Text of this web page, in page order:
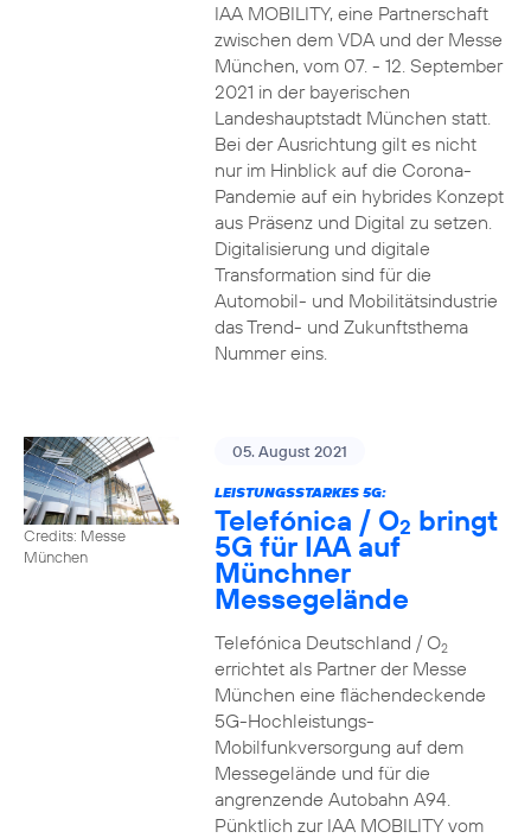
IAA MOBILITY, eine Partnerschaft
zwischen dem VDA und der Messe
München, vom 07. - 12. September
2021 in der bayerischen
Landeshauptstadt München statt.
Bei der Ausrichtung gilt es nicht
nur im Hinblick auf die Corona-
Pandemie auf ein hybrides Konzept
aus Präsenz und Digital zu setzen.
Digitalisierung und digitale
Transformation sind für die
Automobil- und Mobilitätsindustrie
das Trend- und Zukunftsthema
Nummer eins.
Credits: Messe
München
05. August 2021
LEISTUNGSSTARKES 5G:
Telefónica / O2 bringt
5G für IAA auf
Münchner
Messegelände
Telefónica Deutschland / O2
errichtet als Partner der Messe
München eine flächendeckende
5G-Hochleistungs-
Mobilfunkversorgung auf dem
Messegelände und für die
angrenzende Autobahn A94.
Pünktlich zur IAA MOBILITY vom